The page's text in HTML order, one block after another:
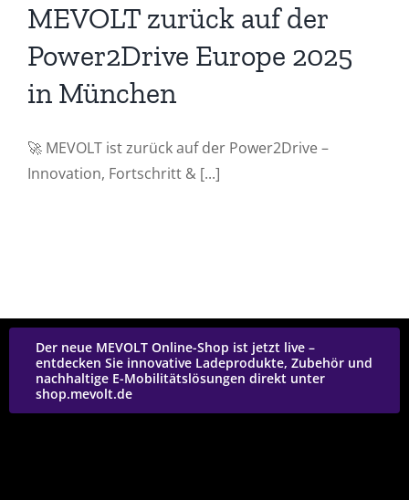
MEVOLT zurück auf der
Power2Drive Europe 2025
in München
🚀 MEVOLT ist zurück auf der Power2Drive –
Innovation, Fortschritt & [...]
Der neue MEVOLT Online-Shop ist jetzt live –
entdecken Sie innovative Ladeprodukte, Zubehör und
nachhaltige E-Mobilitätslösungen direkt unter
shop.mevolt.de